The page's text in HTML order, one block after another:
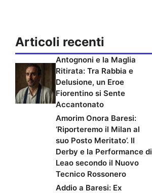
Articoli recenti
Antognoni e la Maglia
Ritirata: Tra Rabbia e
Delusione, un Eroe
Fiorentino si Sente
Accantonato
Amorim Onora Baresi:
‘Riporteremo il Milan al
suo Posto Meritato’. Il
Derby e la Performance di
Leao secondo il Nuovo
Tecnico Rossonero
Addio a Baresi: Ex